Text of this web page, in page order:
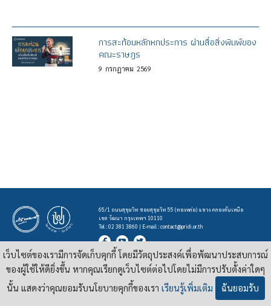
การสะท้อนหลักหกประการ ผ่านสื่อสิ่งพิมพ์ของ
คณะราษฎร
9 กรกฎาคม 2569
65/1 ถนนสุขุมวิท ซอยสุขุมวิท 55 (ทองหล่อ) แขวง คลองตันเหนือ
เขต วัฒนา กรุงเทพฯ 10110
Tel : 02 381 3860 | E-mail :contact@pridi.or.th
บทความ รูปภาพ และสื่ออื่นๆ ที่มีสัญลักษณ์ของสถาบันปรีดี พนมยงค์ ในเว็บไซต์https://pridi.or.th
เผยแพร่ภายใต้สัญญาอนุญาตครีเอทีฟคอมมอนส์แบบแสดงที่มา-ไม่ใช่เชิงพาณิชย์ 4.0 สากล
เว็บไซต์ของเรามีการจัดเก็บคุกกี้ โดยมีวัตถุประสงค์เพื่อพัฒนาประสบการณ์
ของผู้ใช้ให้ดียิ่งขึ้น หากคุณเรียกดูเว็บไซต์ต่อไปโดยไม่มีการปรับตั้งค่าใดๆ
นั้น แสดงว่าคุณยอมรับนโยบายคุกกี้ของเรา เรียนรู้เพิ่มเติม ฉันยอมรับ